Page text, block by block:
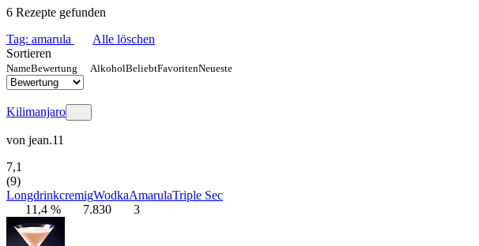
6 Rezepte gefunden
Tag: amarula
Alle löschen
Sortieren
NameBewertung AlkoholBeliebtFavoritenNeueste
Kilimanjaro
von jean.11
7,1
(9)
LongdrinkcremigWodkaAmarulaTriple Sec
11,4 %
7.830 3